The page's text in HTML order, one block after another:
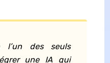
l’un des seuls
une IA qui